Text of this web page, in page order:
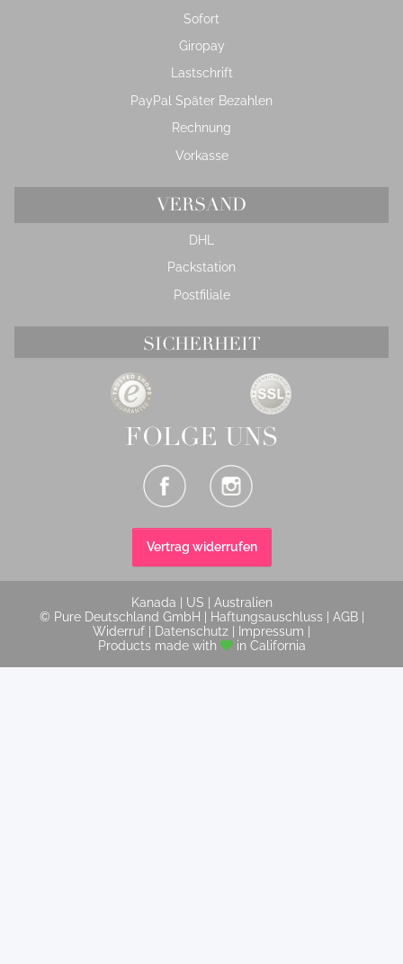
Sofort
Giropay
Lastschrift
PayPal Später Bezahlen
Rechnung
Vorkasse
VERSAND
DHL
Packstation
Postfiliale
SICHERHEIT
FOLGE UNS
Vertrag widerrufen
Kanada US
Australien
© Pure Deutschland GmbH |
Haftungsauschluss AGB
Widerruf
Datenschutz Impressum
Products made with
in California